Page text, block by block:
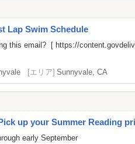
Lap Swim Schedule
this email? [ https://
[エリア] Sunnyvale, CA
up your Summer Reading
early September